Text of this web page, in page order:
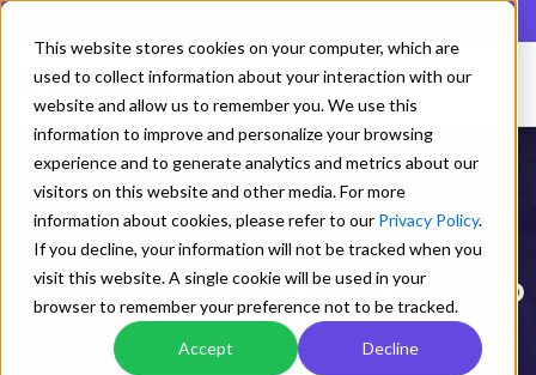
This website stores cookies on your computer, which are
used to collect information about your interaction with our
website and allow us to remember you. We use this
information to improve and personalize your browsing
experience and to generate analytics and metrics about our
visitors on this website and other media. For more
information about cookies, please refer to our Privacy Policy.
If you decline, your information will not be tracked when you
visit this website. A single cookie will be used in your
browser to remember your preference not to be tracked.
Accept Decline
Webinar
Tips y herramientas de IA
para incorporar en el trabajo
cultura organizacional
Inteligencia artificial
Sistemas de gestión
Transformación digital